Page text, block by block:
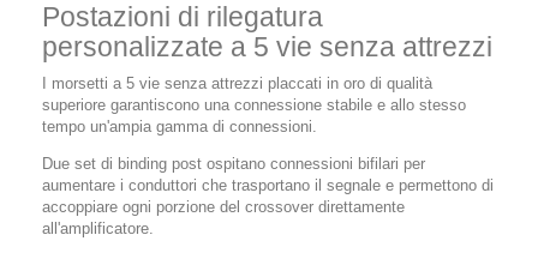
Postazioni di rilegatura
personalizzate a 5 vie senza attrezzi
I morsetti a 5 vie senza attrezzi placcati in oro di qualità
superiore garantiscono una connessione stabile e allo stesso
tempo un'ampia gamma di connessioni.
Due set di binding post ospitano connessioni bifilari per
aumentare i conduttori che trasportano il segnale e permettono di
accoppiare ogni porzione del crossover direttamente
all'amplificatore.